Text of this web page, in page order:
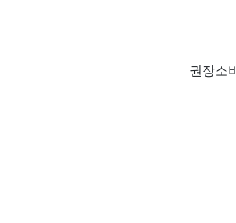
권장소